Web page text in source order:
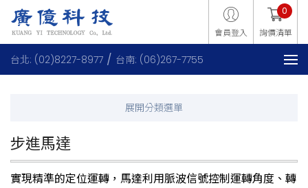
會員登入 詢價清單
0
台北: (02)8227-8977 台南: (06)267-7755
步進馬達
實現精準的定位運轉，馬達利用脈波信號控制運轉角度、轉